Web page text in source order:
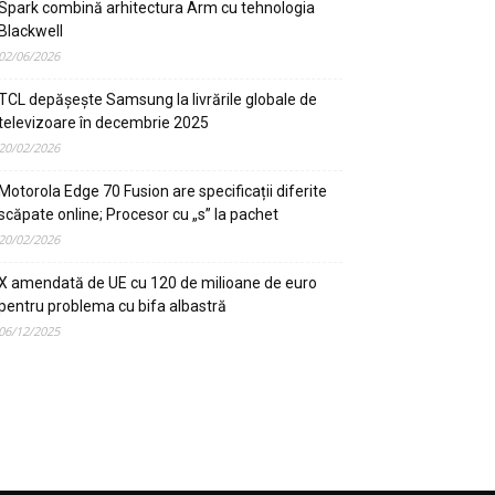
combină arhitectura Arm cu tehnologia
06/2026
depășește Samsung la livrările globale de
în decembrie 2025
02/2026
Edge 70 Fusion are specificații diferite
online; Procesor cu „s” la pachet
02/2026
amendată de UE cu 120 de milioane de euro
problema cu bifa albastră
12/2025